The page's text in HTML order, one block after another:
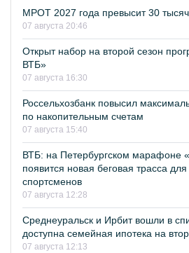
МРОТ 2027 года превысит 30
07 августа 20:46
Открыт набор на второй сезон
ВТБ»
07 августа 16:30
Россельхозбанк повысил
по накопительным счетам
07 августа 15:40
ВТБ: на Петербургском марафоне
появится новая беговая трасса
спортсменов
07 августа 12:28
Среднеуральск и Ирбит вошли в
доступна семейная ипотека на
07 августа 12:13